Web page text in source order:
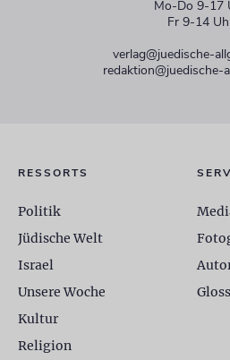
Mo-Do 9-17
Fr 9-14
verlag@juedische-
redaktion@juedische-
RESSORTS
Politik
Jüdische Welt
Israel
Unsere Woche
Kultur
Religion